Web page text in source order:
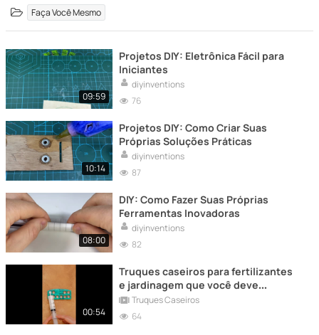
Faça Você Mesmo
09:59
Projetos DIY: Eletrônica Fácil para
Iniciantes
diyinventions
76
10:14
Projetos DIY: Como Criar Suas
Próprias Soluções Práticas
diyinventions
87
08:00
DIY: Como Fazer Suas Próprias
Ferramentas Inovadoras
diyinventions
82
00:54
Truques caseiros para fertilizantes
e jardinagem que você deve
experimentar
Truques Caseiros
64